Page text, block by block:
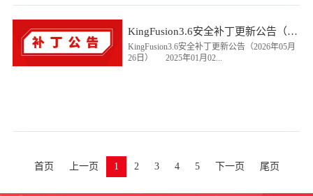
KingFusion3.6安全补丁更新公告（2026年05月26日）
KingFusion3.6安全补丁更新公告（2026年05月
26日） 2025年01月02...
首页 上一页 1 2 3 4 5 下一页 尾页